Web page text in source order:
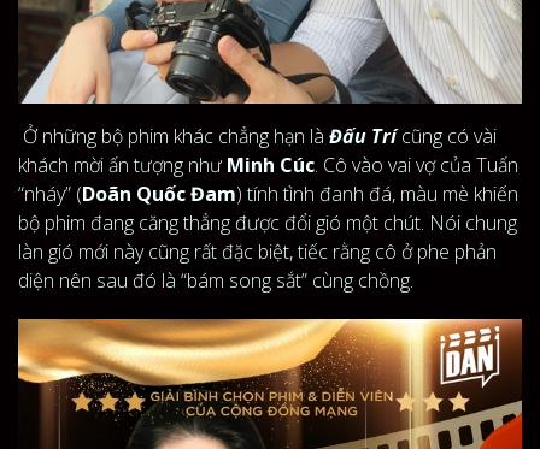
Ở những bộ phim khác chẳng hạn là Đấu Trícũng có vài
khách mời ấn tượng như Minh Cúc. Cô vào vai vợ của Tuấn
“nháy” (Doãn Quốc Đam) tính tình đanh đá, màu mè khiến
bộ phim đang căng thẳng được đổi gió một chút. Nói chung
làn gió mới này cũng rất đặc biệt, tiếc rằng cô ở phe phản
diện nên sau đó là “bám song sắt” cùng chồng.